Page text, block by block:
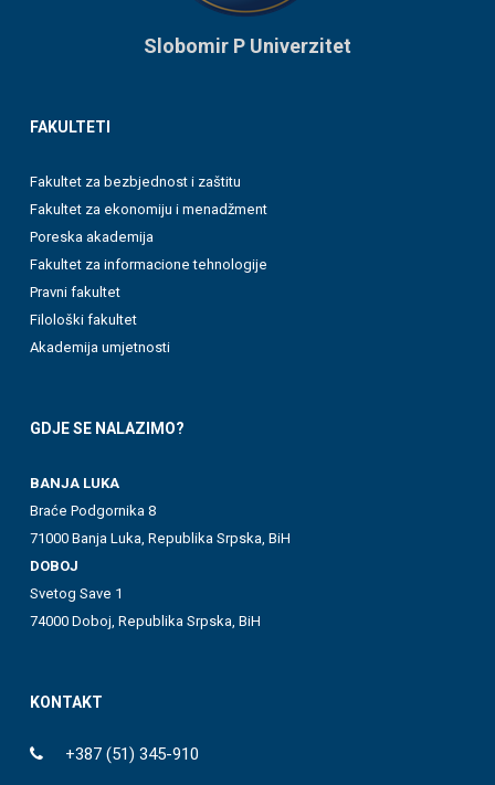
Slobomir P Univerzitet
FAKULTETI
Fakultet za bezbjednost i zaštitu
Fakultet za ekonomiju i menadžment
Poreska akademija
Fakultet za informacione tehnologije
Pravni fakultet
Filološki fakultet
Akademija umjetnosti
GDJE SE NALAZIMO?
BANJA LUKA
Braće Podgornika 8
71000 Banja Luka, Republika Srpska, BiH
DOBOJ
Svetog Save 1
74000 Doboj, Republika Srpska, BiH
KONTAKT
+387 (51) 345-910